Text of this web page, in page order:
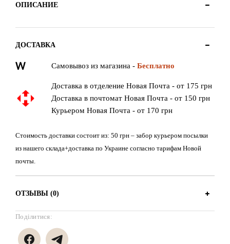
ОПИСАНИЕ
ДОСТАВКА
Самовывоз из магазина - Бесплатно
Доставка в отделение Новая Почта - от 175 грн
Доставка в почтомат Новая Почта - от 150 грн
Курьером Новая Почта - от 170 грн
Стоимость доставки состоит из: 50 грн – забор курьером посылки
из нашего склада+доставка по Украине согласно тарифам Новой
почты.
ОТЗЫВЫ (0)
Поділитися: